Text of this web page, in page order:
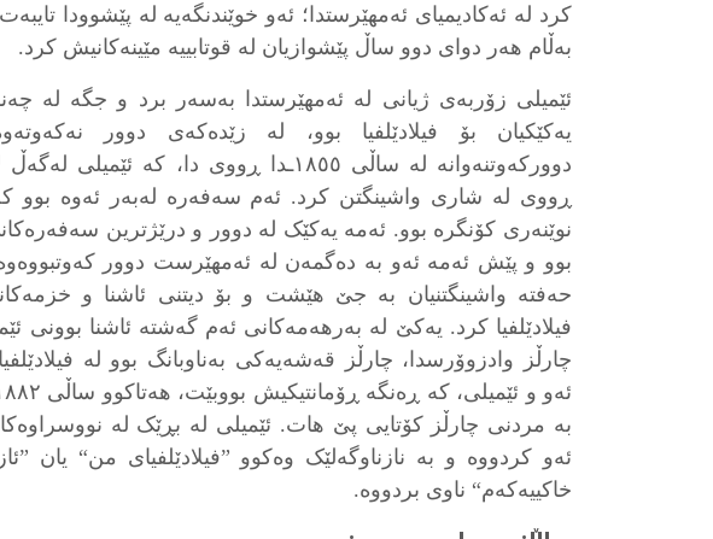
کرد لە ئەکادیمیای ئەمھێرستدا؛ ئەو خوێندنگەیە لە پێشوودا
بەڵام ھەر دوای دوو ساڵ پێشوازیان لە قوتابییە مێینەکانیش کرد.
ئێمیلی زۆربەی ژیانی لە ئەمھێرستدا بەسەر برد و جگە لە
یەکێکیان بۆ فیلادێلفیا بوو، لە زێدەکەی دوور
دوورکەوتنەوانە لە ساڵی ١٨٥٥ـدا ڕووی دا، کە ئێمیلی
ڕووی لە شاری واشینگتن کرد. ئەم سەفەرە لەبەر ئەوە بوو
نوێنەری کۆنگرە بوو. ئەمە یەکێک لە دوور و درێژترین
بوو و پێش ئەمە ئەو بە دەگمەن لە ئەمھێرست دوور
حەفتە واشینگتنیان بە جێ ھێشت و بۆ دیتنی ئاشنا و
فیلادێلفیا کرد. یەکێ لە بەرھەمەکانی ئەم گەشتە ئاشنا بوونی
چارڵز وادزوۆرسدا، چارڵز قەشەیەکی بەناوبانگ بوو لە
بە مردنی چارڵز کۆتایی پێ ھات. ئێمیلی لە بڕێک لە
ئەو کردووە و بە نازناوگەلێک وەکوو ”فیلادێلفیای من“ یان
خاکییەکەم“ ناوی بردووە.